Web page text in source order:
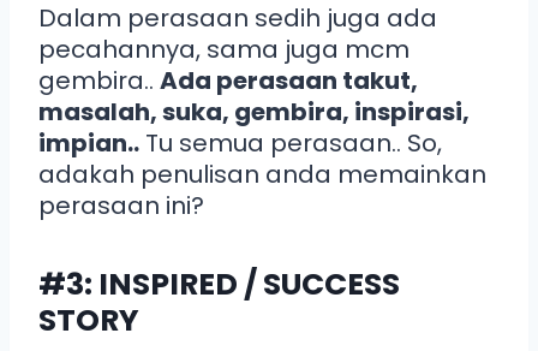
Dalam perasaan sedih juga ada
pecahannya, sama juga mcm
gembira.. Ada perasaan takut,
masalah, suka, gembira, inspirasi,
impian.. Tu semua perasaan.. So,
adakah penulisan anda memainkan
perasaan ini?
#3: INSPIRED / SUCCESS
STORY